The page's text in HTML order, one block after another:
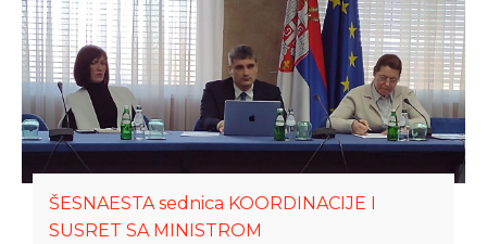
ŠESNAESTA sednica KOORDINACIJE I
SUSRET SA MINISTROM